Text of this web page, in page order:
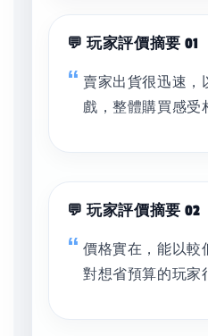
💬 玩家評價摘要 01
賣家出貨很迅速，
戲，整體購買感受
💬 玩家評價摘要 02
價格實在，能以較
對想省預算的玩家